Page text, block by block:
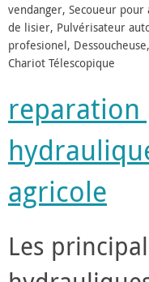
vendanger, Secoueur
de lisier, Pulvérisateur
profesionel,
Chariot Télescopique
reparation
agricole
Les